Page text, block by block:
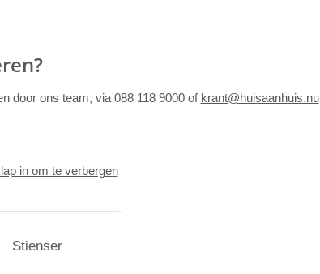
door ons team, via 088 118 9000 of krant@huisaanhuis.nu
Stienser